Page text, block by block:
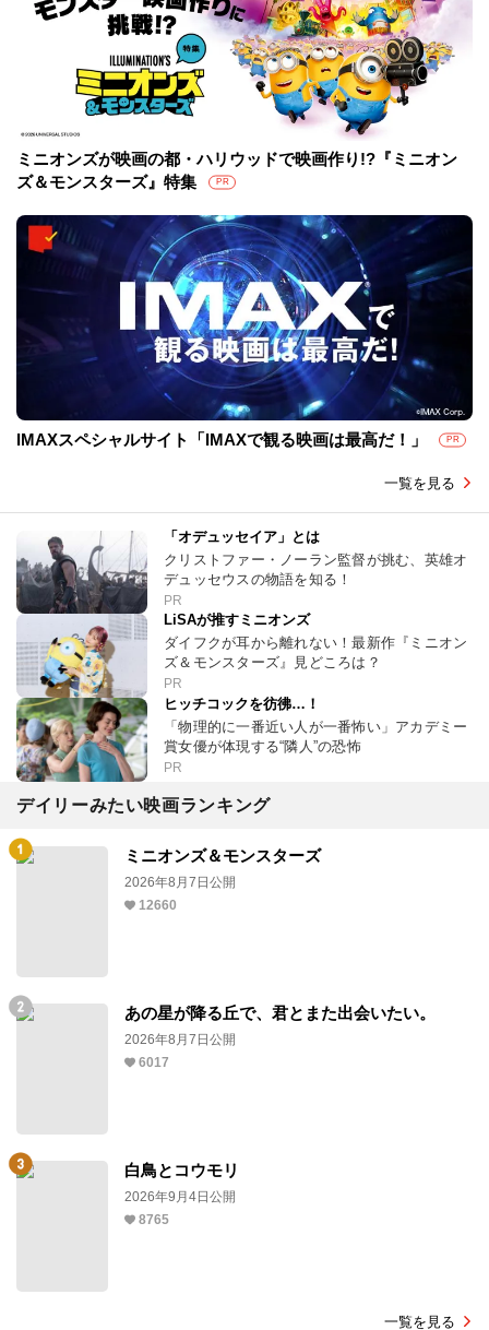
ミニオンズが映画の都・ハリウッドで映画作り!?『ミニオン
ズ＆モンスターズ』特集
PR
IMAXスペシャルサイト「IMAXで観る映画は最高だ！」 PR
一覧を見る
「オデュッセイア」とは
クリストファー・ノーラン監督が挑む、英雄オ
デュッセウスの物語を知る！
PR
LiSAが推すミニオンズ
ダイフクが耳から離れない！最新作『ミニオン
ズ＆モンスターズ』見どころは？
PR
ヒッチコックを彷彿…！
「物理的に一番近い人が一番怖い」アカデミー
賞女優が体現する“隣人”の恐怖
PR
デイリーみたい映画ランキング
ミニオンズ＆モンスターズ
2026年8月7日公開
12660
あの星が降る丘で、君とまた出会いたい。
2026年8月7日公開
6017
白鳥とコウモリ
2026年9月4日公開
8765
一覧を見る